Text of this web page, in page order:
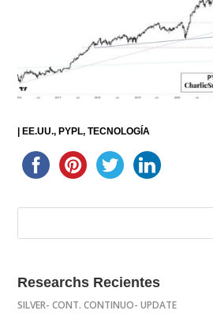
EE.UU. PYPL TECNOLOGÍA
Researchs Recientes
SILVER- CONT. CONTINUO- UPDATE